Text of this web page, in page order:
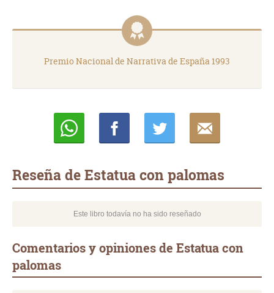
Premio Nacional de Narrativa de España 1993
Reseña de Estatua con palomas
Este libro todavía no ha sido reseñado
Comentarios y opiniones de Estatua con
palomas